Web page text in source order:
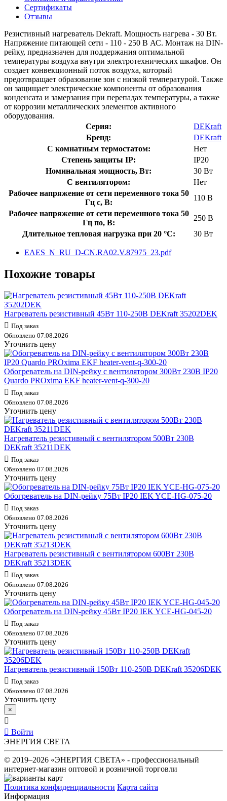
Сертификаты
Отзывы
Резистивный нагреватель Dekraft. Мощность нагрева - 30 Вт.
Напряжение питающей сети - 110 - 250 В АС. Монтаж на DIN-
рейку, предназначен для поддержания оптимальной
температуры воздуха внутри электротехнических шкафов. Он
создает конвекционный поток воздуха, который
предотвращает образование зон с низкой температурой. Также
он защищает электрические компоненты от образования
конденсата и замерзания при перепадах температуры, а также
от коррозии металлических элементов активного
оборудования.
Серия:
DEKraft
Бренд:
DEKraft
С комнатным термостатом:
Нет
Степень защиты IP:
IP20
Номинальная мощность, Вт:
30 Вт
С вентилятором:
Нет
Рабочее напряжение от сети переменного тока 50
Гц с, В:
110 В
Рабочее напряжение от сети переменного тока 50
Гц по, В:
250 В
Длительное тепловая нагрузка при 20 °C:
30 Вт
EAES_N_RU_D-CN.RA02.V.87975_23.pdf
Похожие товары
Нагреватель резистивный 45Вт 110-250В DEKraft 35202DEK
Под заказ
Обновлено 07.08.2026
Уточнить цену
Обогреватель на DIN-рейку с вентилятором 300Вт 230В IP20
Quardo PROxima EKF heater-vent-q-300-20
Под заказ
Обновлено 07.08.2026
Уточнить цену
Нагреватель резистивный с вентилятором 500Вт 230В
DEKraft 35211DEK
Под заказ
Обновлено 07.08.2026
Уточнить цену
Обогреватель на DIN-рейку 75Вт IP20 IEK YCE-HG-075-20
Под заказ
Обновлено 07.08.2026
Уточнить цену
Нагреватель резистивный с вентилятором 600Вт 230В
DEKraft 35213DEK
Под заказ
Обновлено 07.08.2026
Уточнить цену
Обогреватель на DIN-рейку 45Вт IP20 IEK YCE-HG-045-20
Под заказ
Обновлено 07.08.2026
Уточнить цену
Нагреватель резистивный 150Вт 110-250В DEKraft 35206DEK
Под заказ
Обновлено 07.08.2026
Уточнить цену
×
Войти
ЭНЕРГИЯ СВЕТА
© 2019–2026 «ЭНЕРГИЯ СВЕТА» - профессиональный
интернет-магазин оптовой и розничной торговли
Политика конфиденциальности Карта сайта
Информация